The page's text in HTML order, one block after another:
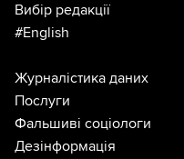
Вибір редакції
#English
Журналістика даних
Послуги
Фальшиві соціологи
Дезінформація